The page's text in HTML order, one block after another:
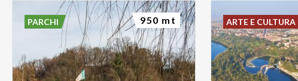
PARCHI 950 mt ARTE E CULTURA